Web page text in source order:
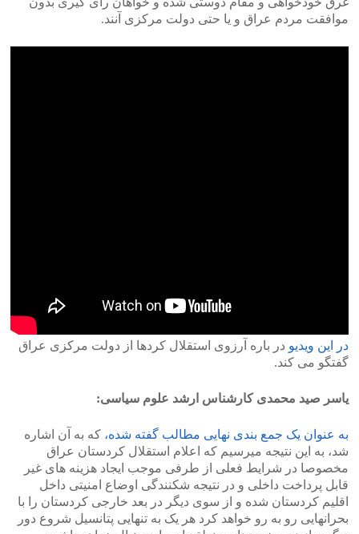
موافقت مردم عراق و یا حتی دولت مرکزی آنند.
در این ویدیو در باره آرزوی استقلال کردها از دولت مرکزی عراق
گفتگو می کند.
یاسر صید محمدی کارشناس ارشد علوم سیاسی:
به عنوان یک جمع بندی نهایی مطالب گفته شده، که به آن اشاره
شد، به این نتیجه میرسیم که اعلام استقلال کردستان عراق
مخصوصا در شرایط فعلی از طرفی موجب ایجاد هزینه های غیر
قابل پرداخت داخلی و در نتیجه شکنندگی اوضاع امنیتی داخل
اقلیم کردستان شده و از سوی دیگر در بعد خارجی کردستان را با
بحرانهایی رو به رو خواهد کرد هر یک به تنهایی پتانسیل شروع دور